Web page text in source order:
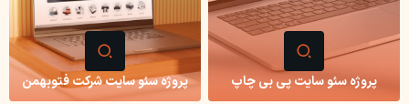
پروژه سئو سایت پی بی چاپ پروژه سئو سایت شرکت فتوبهمن